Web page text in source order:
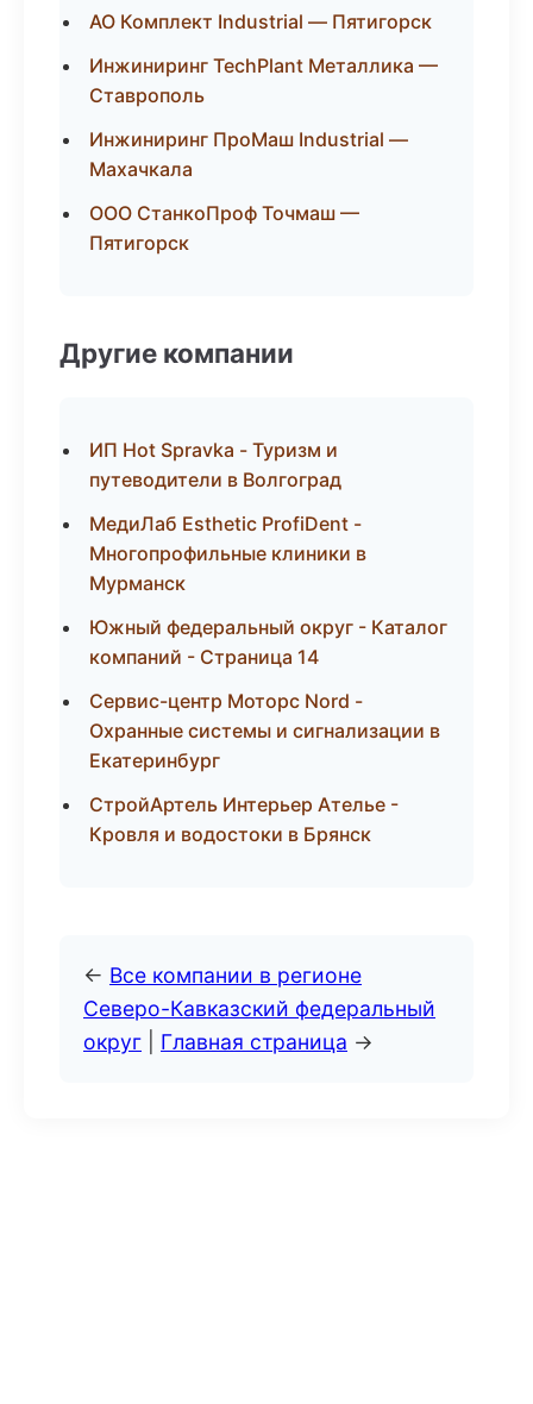
АО Комплект Industrial — Пятигорск
Инжиниринг TechPlant Металлика —
Ставрополь
Инжиниринг ПроМаш Industrial —
Махачкала
ООО СтанкоПроф Точмаш —
Пятигорск
Другие компании
ИП Hot Spravka - Туризм и
путеводители в Волгоград
МедиЛаб Esthetic ProfiDent -
Многопрофильные клиники в
Мурманск
Южный федеральный округ - Каталог
компаний - Страница 14
Сервис-центр Моторс Nord -
Охранные системы и сигнализации в
Екатеринбург
СтройАртель Интерьер Ателье -
Кровля и водостоки в Брянск
← Все компании в регионе
Северо-Кавказский федеральный
округ
Главная страница →